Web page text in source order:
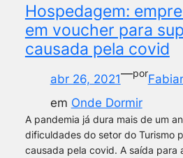
Hospedagem:
em voucher para
causada pela covid
abr 26, 2021—por
em Onde Dormir
A pandemia já dura mais de um
dificuldades do setor do Turismo
causada pela covid. A saída para